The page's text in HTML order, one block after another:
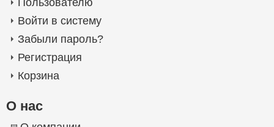
Пользователю
Войти в систему
Забыли пароль?
Регистрация
Корзина
О нас